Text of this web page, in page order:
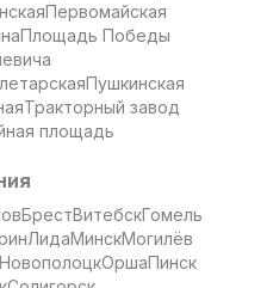
Первомайская
Площадь Победы
Пушкинская
Тракторный завод
площадь
БрестВитебскГомель
ЛидаМинскМогилёв
НовополоцкОршаПинск